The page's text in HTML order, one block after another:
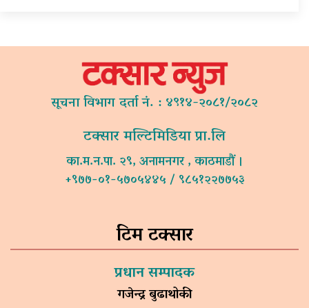
सूचना विभाग दर्ता नं. : ४९१४-२०८१/२०८२
टक्सार मल्टिमिडिया प्रा.लि
का.म.न.पा. २९, अनामनगर , काठमाडौं ।
+९७७-०१-५७०५४४५ / ९८५१२२७७५३
टिम टक्सार
प्रधान सम्पादक
गजेन्द्र बुढाथोकी